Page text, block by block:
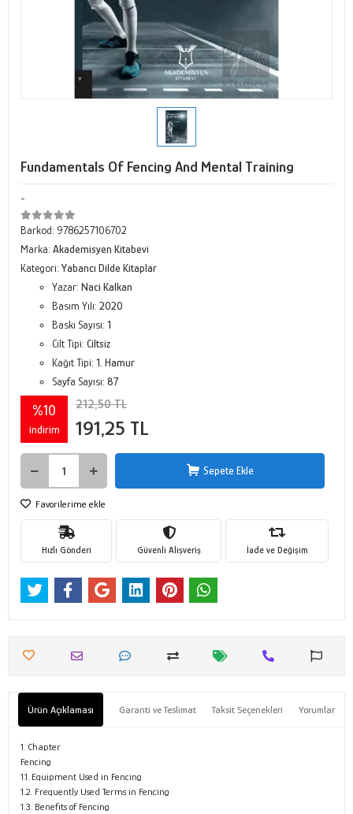
Fundamentals Of Fencing And Mental Training
-
Barkod: 9786257106702
Marka: Akademisyen Kitabevi
Kategori: Yabancı Dilde Kitaplar
Yazar: Naci Kalkan
Basım Yılı: 2020
Baskı Sayısı: 1
Cilt Tipi: Ciltsiz
Kağıt Tipi: 1. Hamur
Sayfa Sayısı: 87
%10
indirim
212,50 TL
191,25 TL
Sepete Ekle
Favorilerime ekle
Hızlı Gönderi Güvenli Alışveriş İade ve Değişim
Ürün Açıklaması Garanti ve Teslimat Taksit Seçenekleri Yorumlar
1. Chapter
Fencing
1.1. Equipment Used in Fencing
1.2. Frequently Used Terms in Fencing
1.3. Benefits of Fencing